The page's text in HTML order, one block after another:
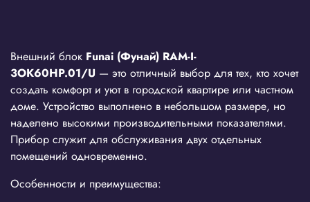
Внешний блок Funai (Фунай) RAM-I-
3OK60HP.01/U — это отличный выбор для тех, кто хочет
создать комфорт и уют в городской квартире или частном
доме. Устройство выполнено в небольшом размере, но
наделено высокими производительными показателями.
Прибор служит для обслуживания двух отдельных
помещений одновременно.
Особенности и преимущества: